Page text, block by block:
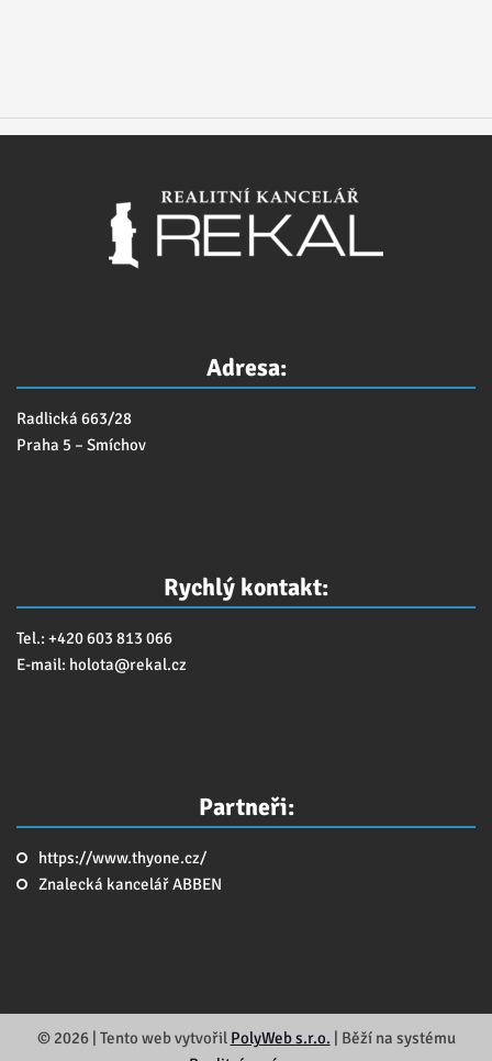
Adresa:
Radlická 663/28
Praha 5 – Smíchov
Rychlý kontakt:
Tel.: +420 603 813 066
E-mail: holota@rekal.cz
Partneři:
https://www.thyone.cz/
Znalecká kancelář ABBEN
© 2026 | Tento web vytvořil PolyWeb s.r.o. | Běží na systému